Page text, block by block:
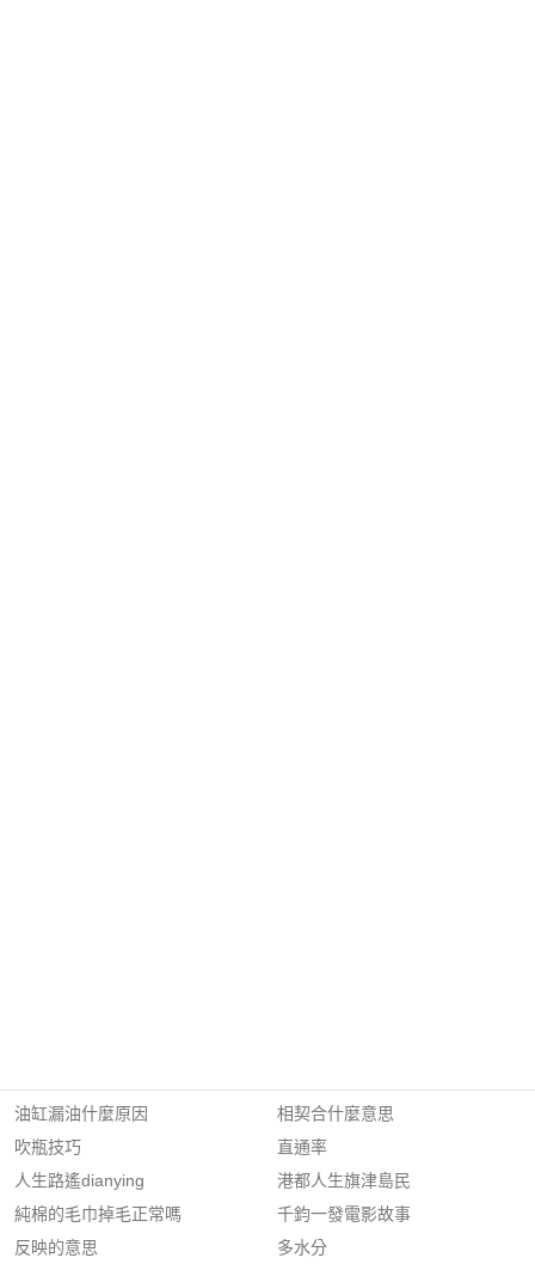
油缸漏油什麼原因
吹瓶技巧
人生路遙dianying
純棉的毛巾掉毛正常嗎
反映的意思
相契合什麼意思
直通率
港都人生旗津島民
千鈞一發電影故事
多水分